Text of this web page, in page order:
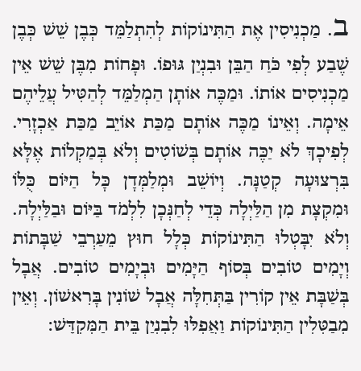
ב. מַכְנִיסִין אֶת הַתִּינוֹקוֹת לְהִתְלַמֵּד כְּבֶן שֵׁשׁ כְּבֶן
שֶׁבַע לְפִי כֹּחַ הַבֵּן וּבִנְיַן גּוּפוֹ. וּפָחוֹת מִבֶּן שֵׁשׁ אֵין
מַכְנִיסִים אוֹתוֹ. וּמַכֶּה אוֹתָן הַמְלַמֵּד לְהַטִּיל עֲלֵיהֶם
אֵימָה. וְאֵינוֹ מַכֶּה אוֹתָם מַכַּת אוֹיֵב מַכַּת אַכְזָרִי.
לְפִיכָךְ לֹא יַכֶּה אוֹתָם בְּשׁוֹטִים וְלֹא בְּמַקְלוֹת אֶלָּא
בִּרְצוּעָה קְטַנָּה. וְיוֹשֵׁב וּמְלַמְּדָן כָּל הַיּוֹם כֻּלּוֹ
וּמִקְצָת מִן הַלַּיְלָה כְּדֵי לְחַנְּכָן לִלְמֹד בַּיּוֹם וּבַלַּיְלָה.
וְלֹא יִבָּטְלוּ הַתִּינוֹקוֹת כְּלָל חוּץ מֵעַרְבֵי שַׁבָּתוֹת
וְיָמִים טוֹבִים בְּסוֹף הַיָּמִים וּבְיָמִים טוֹבִים. אֲבָל
בְּשַׁבָּת אֵין קוֹרִין בַּתְּחִלָּה אֲבָל שׁוֹנִין בָּרִאשׁוֹן. וְאֵין
מְבַטְּלִין הַתִּינוֹקוֹת וַאֲפִלּוּ לְבִנְיַן בֵּית הַמִּקְדָּשׁ: